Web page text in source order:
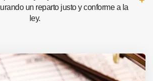
un reparto justo y conforme a la
ley.